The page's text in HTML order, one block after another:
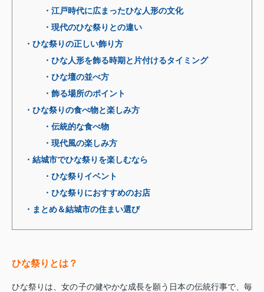
・江戸時代に広まったひな人形の文化
・現代のひな祭りとの違い
・ひな祭りの正しい飾り方
・ひな人形を飾る時期と片付けるタイミング
・ひな壇の並べ方
・飾る場所のポイント
・ひな祭りの食べ物と楽しみ方
・伝統的な食べ物
・現代風の楽しみ方
・結城市でひな祭りを楽しむなら
・ひな祭りイベント
・ひな祭りにおすすめのお店
・まとめ＆結城市の住まい選び
ひな祭りとは？
ひな祭りは、女の子の健やかな成長を願う日本の伝統行事で、毎